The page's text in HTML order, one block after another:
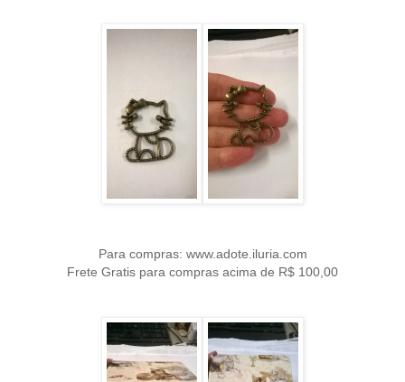
Para compras: www.adote.iluria.com
Frete Gratis para compras acima de R$ 100,00